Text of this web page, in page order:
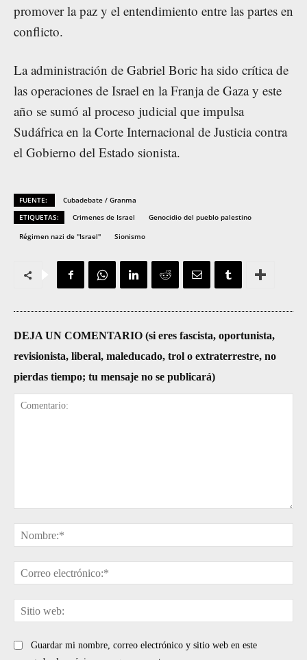
promover la paz y el entendimiento entre las partes en
conflicto.
La administración de Gabriel Boric ha sido crítica de
las operaciones de Israel en la Franja de Gaza y este
año se sumó al proceso judicial que impulsa
Sudáfrica en la Corte Internacional de Justicia contra
el Gobierno del Estado sionista.
FUENTE:
Cubadebate / Granma
ETIQUETAS:
Crimenes de Israel
Genocidio del pueblo palestino
Régimen nazi de "Israel"
Sionismo
DEJA UN COMENTARIO (si eres fascista, oportunista,
revisionista, liberal, maleducado, trol o extraterrestre, no
pierdas tiempo; tu mensaje no se publicará)
Guardar mi nombre, correo electrónico y sitio web en este